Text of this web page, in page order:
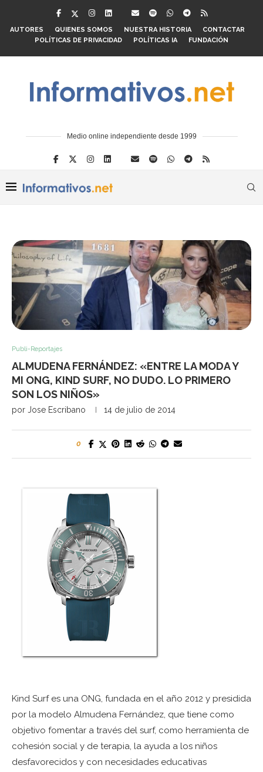
AUTORES QUIENES SOMOS NUESTRA HISTORIA
CONTACTAR
POLÍTICAS DE PRIVACIDAD
POLÍTICAS IA FUNDACIÓN
Medio online independiente desde 1999
Publi-Reportajes
ALMUDENA FERNÁNDEZ: «ENTRE LA MODA Y
MI ONG, KIND SURF, NO DUDO. LO PRIMERO
SON LOS NIÑOS»
por Jose Escribano 14 de julio de 2014
0
Kind Surf es una ONG, fundada en el año 2012 y presidida
por la modelo Almudena Fernández, que tiene como
objetivo fomentar a través del surf, como herramienta de
cohesión social y de terapia, la ayuda a los niños
desfavorecidos y con necesidades educativas